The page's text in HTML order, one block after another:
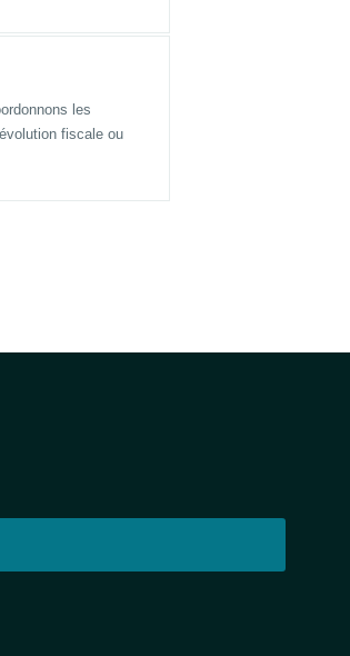
les
fiscale ou